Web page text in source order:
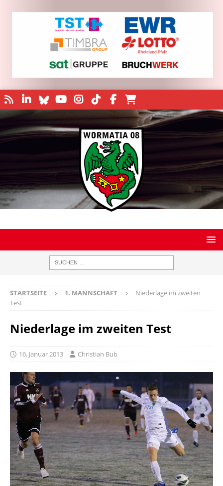
STARTSEITE 1. MANNSCHAFT
Niederlage im zweiten
Test
Niederlage im zweiten Test
16. Januar 2013 Christian Bub